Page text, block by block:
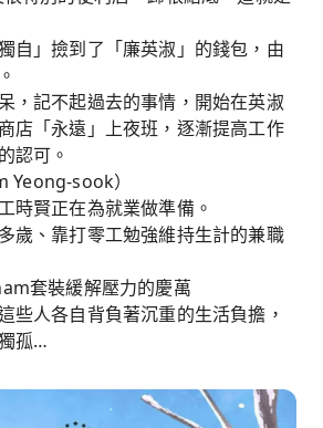
自」撿到了「廉英淑」的錢包，由
，記不起過去的事情，開始在英淑
店「永遠」上夜班，逐漸提高工作
認可。
Yeong-sook）
時賢正在為就業做準備。
歲、靠打零工勉強維持生計的兼職
套裝緩解壓力的慶萬
些人各自背負著沉重的生活負擔，
孤…